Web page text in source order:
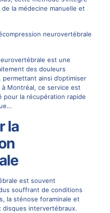
de la médecine manuelle et
neurovertébrale
est une
des douleurs
ainsi d’optimiser
Montréal, ce service est
pour la récupération rapide
la
est souvent
souffrant de conditions
la sténose foraminale et
disques intervertébraux.